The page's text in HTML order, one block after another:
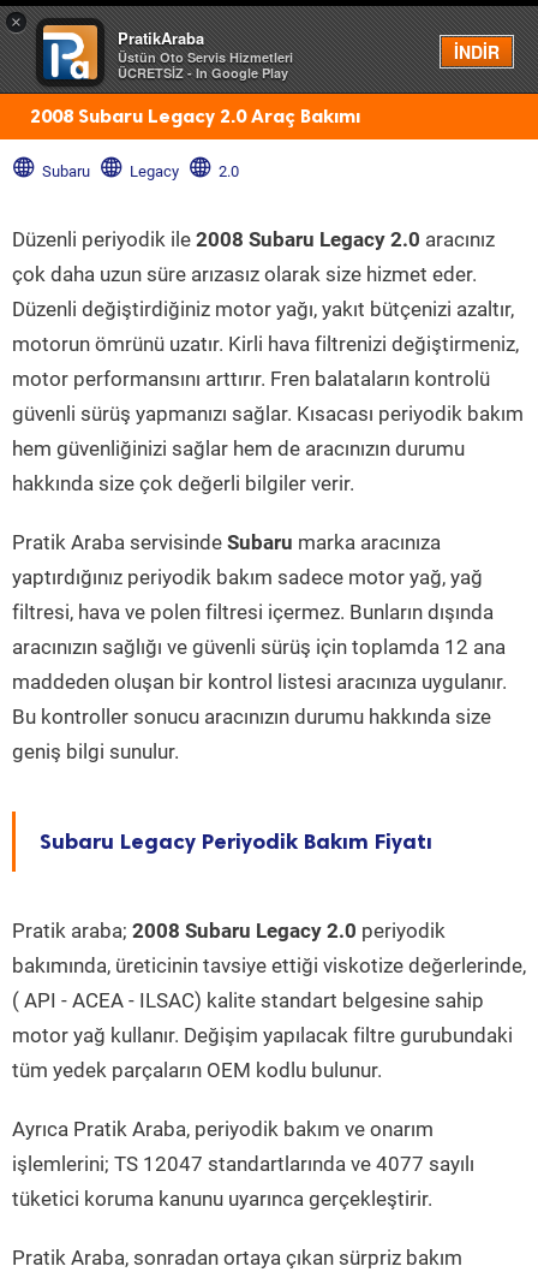
×
PratikAraba
Üstün Oto Servis Hizmetleri
ÜCRETSİZ - In Google Play
İNDİR
Menü
2008 Subaru Legacy 2.0 Araç Bakımı
Subaru Legacy 2.0
Düzenli periyodik ile 2008 Subaru Legacy 2.0 aracınız
çok daha uzun süre arızasız olarak size hizmet eder.
Düzenli değiştirdiğiniz motor yağı, yakıt bütçenizi azaltır,
motorun ömrünü uzatır. Kirli hava filtrenizi değiştirmeniz,
motor performansını arttırır. Fren balataların kontrolü
güvenli sürüş yapmanızı sağlar. Kısacası periyodik bakım
hem güvenliğinizi sağlar hem de aracınızın durumu
hakkında size çok değerli bilgiler verir.
Pratik Araba servisinde Subaru marka aracınıza
yaptırdığınız periyodik bakım sadece motor yağ, yağ
filtresi, hava ve polen filtresi içermez. Bunların dışında
aracınızın sağlığı ve güvenli sürüş için toplamda 12 ana
maddeden oluşan bir kontrol listesi aracınıza uygulanır.
Bu kontroller sonucu aracınızın durumu hakkında size
geniş bilgi sunulur.
Subaru Legacy Periyodik Bakım Fiyatı
Pratik araba; 2008 Subaru Legacy 2.0 periyodik
bakımında, üreticinin tavsiye ettiği viskotize değerlerinde,
( API - ACEA - ILSAC) kalite standart belgesine sahip
motor yağ kullanır. Değişim yapılacak filtre gurubundaki
tüm yedek parçaların OEM kodlu bulunur.
Ayrıca Pratik Araba, periyodik bakım ve onarım
işlemlerini; TS 12047 standartlarında ve 4077 sayılı
tüketici koruma kanunu uyarınca gerçekleştirir.
Pratik Araba, sonradan ortaya çıkan sürpriz bakım